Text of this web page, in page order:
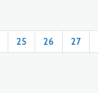
25 26 27